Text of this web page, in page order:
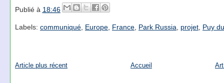
Publié à 18:46
Labels: communiqué, Europe, France, Park Russia projet, Puy
Article plus récent Accueil